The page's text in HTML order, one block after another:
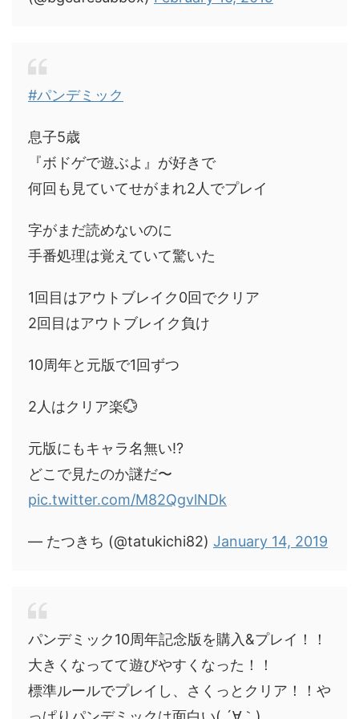
#パンデミック
息子5歳
『ボドゲで遊ぶよ』が好きで
何回も見ていてせがまれ2人でプレイ
字がまだ読めないのに
手番処理は覚えていて驚いた
1回目はアウトブレイク0回でクリア
2回目はアウトブレイク負け
10周年と元版で1回ずつ
2人はクリア楽💮
元版にもキャラ名無い⁉︎
どこで見たのか謎だ〜
pic.twitter.com/M82QgvlNDk
— たつきち (@tatukichi82) January 14, 2019
パンデミック10周年記念版を購入&プレイ！！
大きくなってて遊びやすくなった！！
標準ルールでプレイし、さくっとクリア！！や